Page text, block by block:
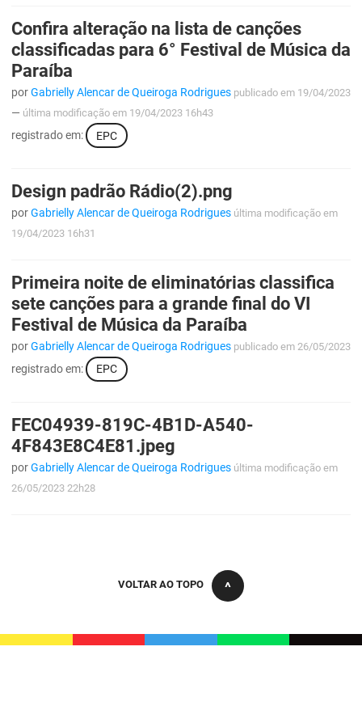
UEPB
Confira alteração na lista de canções
classificadas para 6° Festival de Música da
Paraíba
porGabrielly Alencar de Queiroga Rodrigues publicado em 19/04/2023
— última modificação em 19/04/2023 16h43
registrado em: EPC
Design padrão Rádio(2).png
porGabrielly Alencar de Queiroga Rodrigues última modificação em
19/04/2023 16h31
Primeira noite de eliminatórias classifica
sete canções para a grande final do VI
Festival de Música da Paraíba
porGabrielly Alencar de Queiroga Rodrigues publicado em 26/05/2023
registrado em: EPC
FEC04939-819C-4B1D-A540-
4F843E8C4E81.jpeg
porGabrielly Alencar de Queiroga Rodrigues última modificação em
26/05/2023 22h28
VOLTAR AO TOPO